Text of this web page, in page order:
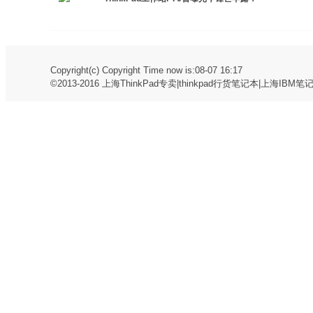
Copyright(c) Copyright Time now is:08-07 16:17
©2013-2016 上海ThinkPad专卖|thinkpad行货笔记本|上海IBM笔